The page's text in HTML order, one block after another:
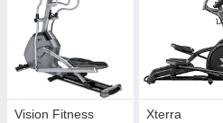
Vision Fitness Xterra